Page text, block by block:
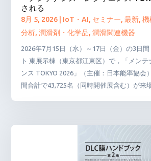
される
8月 5, 2026 IoT・AI, セミナー,最新,機
分析,潤滑剤・化学品,潤滑関連機器
2026年7月15日（水）～17日（金）の3日
ト 東展示棟（東京都江東区）で，「メンテ
ンス TOKYO 2026」（主催：日本能率協会
間合計で43,725名（同時開催展含む）が来